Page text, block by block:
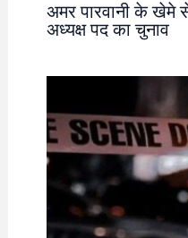
अमर पारवानी के खेमे
अध्यक्ष पद का चुनाव